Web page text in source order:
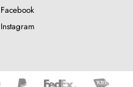
Facebook
Instagram